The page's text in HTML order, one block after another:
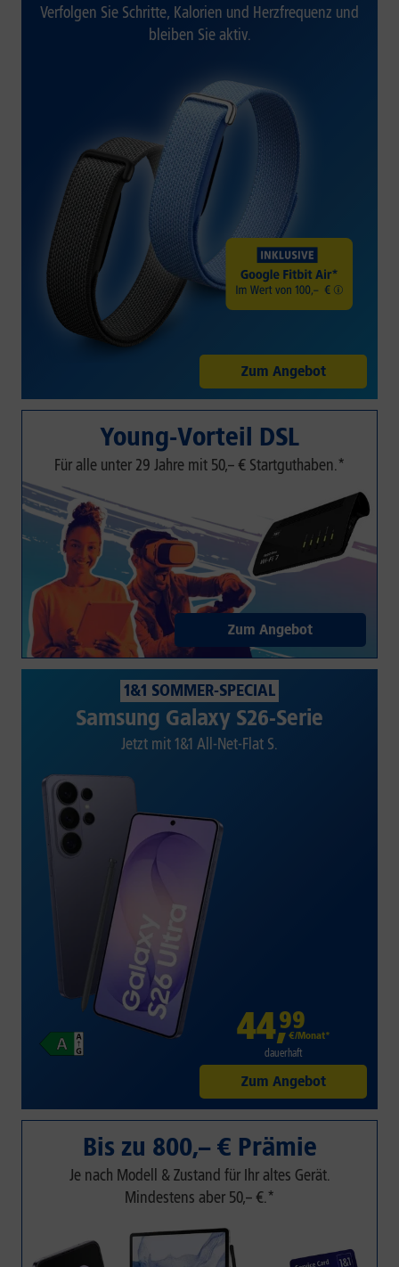
Verfolgen Sie Schritte, Kalorien und Herzfrequenz und
bleiben Sie aktiv.
Zum Angebot
Young-Vorteil DSL
Für alle unter 29 Jahre mit 50,– € Startguthaben.*
Zum Angebot
1&1 SOMMER-SPECIAL
Samsung Galaxy S26-Serie
Jetzt mit 1&1 All-Net-Flat S.
44,99
€/Monat*
dauerhaft
Zum Angebot
Bis zu 800,– € Prämie
Je nach Modell & Zustand für Ihr altes Gerät.
Mindestens aber 50,– €.*